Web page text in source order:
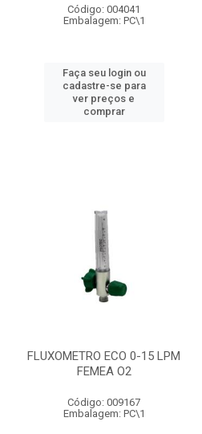
Código: 004041
Embalagem: PC\1
Faça seu login ou
cadastre-se para
ver preços e
comprar
FLUXOMETRO ECO 0-15 LPM
FEMEA O2
Código: 009167
Embalagem: PC\1